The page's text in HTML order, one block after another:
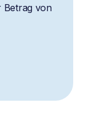
Betrag von